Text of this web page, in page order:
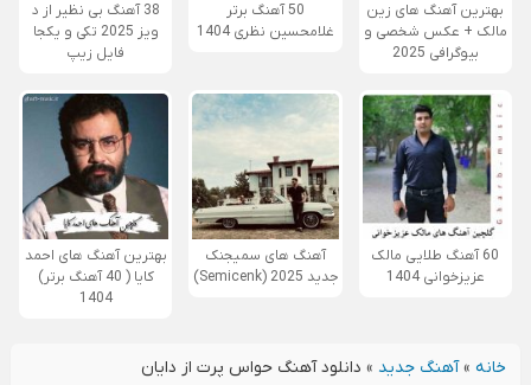
بهترین آهنگ های زین
مالک + عکس شخصی و
بیوگرافی 2025
50 آهنگ برتر
غلامحسین نظری 1404
38 آهنگ بی نظیر از د
ویز 2025 تکی و یکجا
فایل زیپ
60 آهنگ طلایی مالک
عزیزخوانی 1404
آهنگ های سمیجنک
جدید 2025 (Semicenk)
بهترین آهنگ های احمد
کایا ( 40 آهنگ برتر)
1404
خانه»آهنگ جدید » دانلود آهنگ حواس پرت از دایان